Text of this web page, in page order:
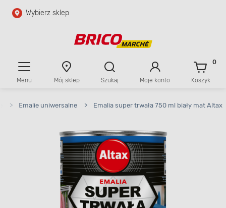
Przejdź do głównej zawartości
Wybierz sklep
Menu Mój sklep Szukaj Moje konto Koszyk
0
> Emalie uniwersalne > Emalia super trwała 750 ml biały mat Altax